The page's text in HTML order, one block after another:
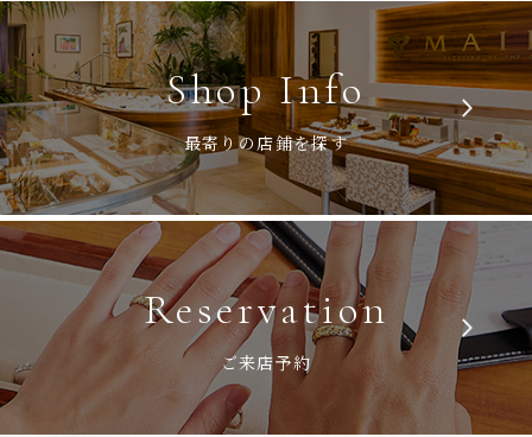
Shop Info
最寄りの店鋪を探す
Reservation
ご来店予約